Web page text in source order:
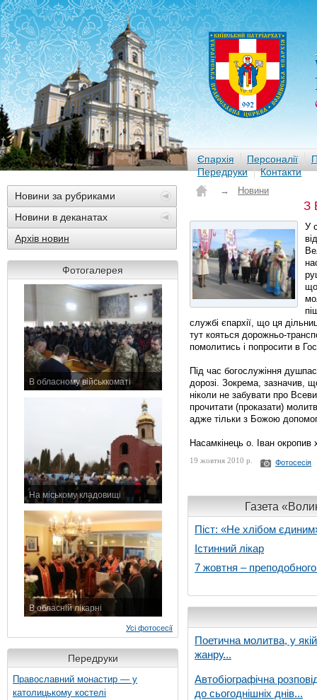
Єпархія Персоналії
Передруки
Контакти
Новини за рубриками
Новини в деканатах
Архів новин
Фотогалерея
В обласному військкоматі
На міському кладовищі
В обласній лікарні
Усі фотосесії
Передруки
Православний монастир — у
католицькому костелі
→ Новини
З
У
що
службі єпархії, що ця
тут кояться дорожньо-
помолитись і попросити в
Під час богослужіння
дорозі. Зокрема, зазначив,
ніколи не забувати про
прочитати (проказати)
адже тільки з Божою
Насамкінець о. Іван окропив
19 жовтня 2010 р. Фотосесія
Газета
Піст: «Не хлібом
Істинний лікар
7 жовтня –
Поетична молитва, у
жанру...
Автобіографічна
до сьогоднішніх днів...